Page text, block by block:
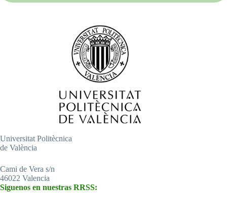
Universitat Politècnica
de València
Cami de Vera s/n
46022 Valencia
Siguenos en nuestras RRSS: